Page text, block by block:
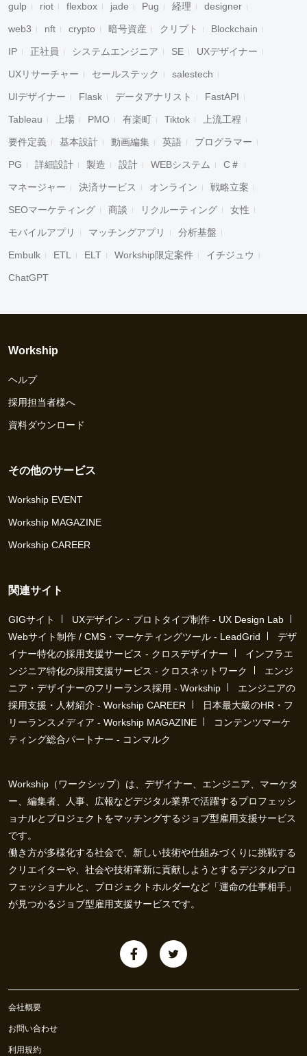
gulp riot flexbox jade Pug 経理 designer
web3 nft crypto 暗号資産 クリプト Blockchain
IP 正社員 システムエンジニア SE UXデザイナー
UXリサーチャー セールステック salestech
UIデザイナー Flask データアナリスト FastAPI
Tableau 上場 PMO 有楽町 Tiktok 上流工程
要件定義 基本設計 動画編集 英語 プログラマー
PG 詳細設計 製造 設計 WEBシステム C＃
マネージャー 決済サービス オンライン 戦略立案
SEOマーケティング 商談 リクルーティング 女性
モバイルアプリ マッチングアプリ 分析基盤
Embulk ETL ELT Workship限定案件 イチジュウ
ChatGPT
Workship
ヘルプ
採用担当者様へ
資料ダウンロード
その他のサービス
Workship EVENT
Workship MAGAZINE
Workship CAREER
関連サイト
GIGサイト
UXデザイン・プロトタイプ制作 - UX Design Lab
Webサイト制作 / CMS・マーケティングツール - LeadGrid
デザ
イナー特化の採用支援サービス - クロスデザイナー
インフラエ
ンジニア特化の採用支援サービス - クロスネットワーク
エンジ
ニア・デザイナーのフリーランス採用 - Workship
エンジニアの
採用支援・人材紹介 - Workship CAREER
日本最大級のHR・フ
リーランスメディア - Workship MAGAZINE
コンテンツマーケ
ティング総合パートナー - コンマルク
Workship（ワークシップ）は、デザイナー、エンジニア、マーケタ
ー、編集者、人事、広報などデジタル業界で活躍するプロフェッシ
ョナルとプロジェクトをマッチングするジョブ型雇用支援サービス
です。
働き方が多様化する社会で、新しい技術や仕組みづくりに挑戦する
クリエイターや、社会や技術革新に貢献しようとするデジタルプロ
フェッショナルと、プロジェクトホルダーなど「運命の仕事相手」
が見つかるジョブ型雇用支援サービスです。
会社概要
お問い合わせ
利用規約